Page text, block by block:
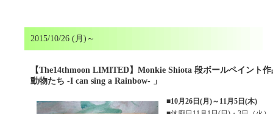
2015/10/26 (月)～
【The14thmoon LIMITED】Monkie Shiota 段ボールペイント
動物たち -I can sing a Rainbow- 」
■10月26日(月)～11月5日(木)